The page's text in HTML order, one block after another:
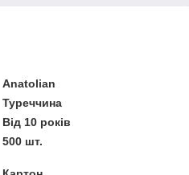
Anatolian
Туреччина
Від 10 років
500 шт.